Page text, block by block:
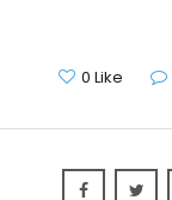
0 Like